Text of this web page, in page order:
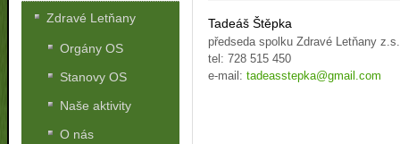
Tadeáš Štěpka
předseda spolku Zdravé Letňany z.s.
tel: 728 515 450
e-mail:tadeasstepka@gmail.com
Zdravé Letňany
Orgány OS
Stanovy OS
Naše aktivity
O nás